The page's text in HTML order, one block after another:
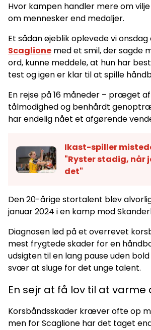
Hvor kampen handler mere om
om mennesker end medaljer.
Et sådan øjeblik oplevede vi
Scaglione med et smil, der sagde
ord, kunne meddele, at hun har
test og igen er klar til at spille
En rejse på 16 måneder – præget
tålmodighed og benhårdt
har endelig nået et afgørende
Ikast-spiller
"Ryster stadig, når
det"
Den 20-årige stortalent blev
januar 2024 i en kamp mod
Diagnosen lød på et overrevet
mest frygtede skader for en
udsigten til en lang pause uden
svær at sluge for det unge talent.
En sejr at få lov til at varme
Korsbåndsskader kræver ofte op
men for Scaglione har det taget